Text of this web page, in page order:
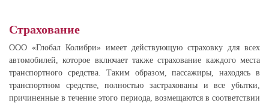
Страхование
ООО «Глобал Колибри» имеет действующую страховку для всех
автомобилей, которое включает также страхование каждого места
транспортного средства. Таким образом, пассажиры, находясь в
транспортном средстве, полностью застрахованы и все убытки,
причиненные в течение этого периода, возмещаются в соответствии